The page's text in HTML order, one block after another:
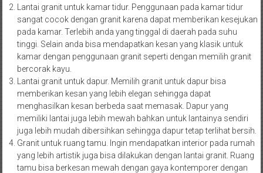
Lantai granit untuk kamar tidur. Penggunaan pada kamar tidur
sangat cocok dengan granit karena dapat memberikan kesejukan
pada kamar. Terlebih anda yang tinggal di daerah pada suhu
tinggi. Selain anda bisa mendapatkan kesan yang klasik untuk
kamar dengan penggunaan granit seperti dengan memilih granit
bercorak kayu.
Lantai granit untuk dapur. Memilih granit untuk dapur bisa
memberikan kesan yang lebih elegan sehingga dapat
menghasilkan kesan berbeda saat memasak. Dapur yang
memiliki lantai juga lebih mewah bahkan untuk lantainya sendiri
juga lebih mudah dibersihkan sehingga dapur tetap terlihat bersih.
Granit untuk ruang tamu. Ingin mendapatkan interior pada rumah
yang lebih artistik juga bisa dilakukan dengan lantai granit. Ruang
tamu bisa berkesan mewah dengan gaya kontemporer dengan